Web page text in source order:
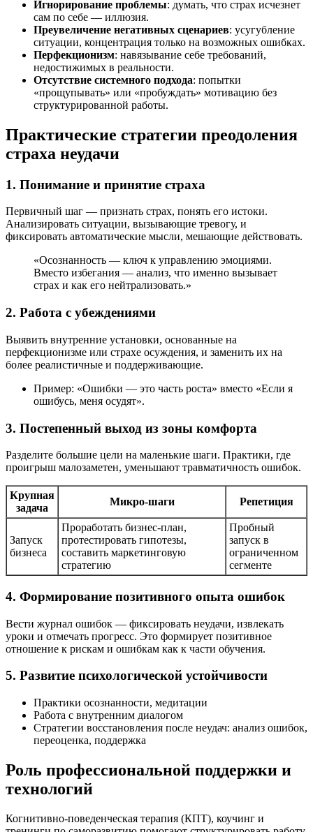
Игнорирование проблемы: думать, что страх исчезнет
сам по себе — иллюзия.
Преувеличение негативных сценариев: усугубление
ситуации, концентрация только на возможных ошибках.
Перфекционизм: навязывание себе требований,
недостижимых в реальности.
Отсутствие системного подхода: попытки
«прощупывать» или «пробуждать» мотивацию без
структурированной работы.
Практические стратегии преодоления
страха неудачи
1. Понимание и принятие страха
Первичный шаг — признать страх, понять его истоки.
Анализировать ситуации, вызывающие тревогу, и
фиксировать автоматические мысли, мешающие действовать.
«Осознанность — ключ к управлению эмоциями.
Вместо избегания — анализ, что именно вызывает
страх и как его нейтрализовать.»
2. Работа с убеждениями
Выявить внутренние установки, основанные на
перфекционизме или страхе осуждения, и заменить их на
более реалистичные и поддерживающие.
Пример: «Ошибки — это часть роста» вместо «Если я
ошибусь, меня осудят».
3. Постепенный выход из зоны комфорта
Разделите большие цели на маленькие шаги. Практики, где
проигрыш малозаметен, уменьшают травматичность ошибок.
Крупная
задача
Микро-шаги Репетиция
Запуск
бизнеса
Проработать бизнес-план,
протестировать гипотезы,
составить маркетинговую
стратегию
Пробный
запуск в
ограниченном
сегменте
4. Формирование позитивного опыта ошибок
Вести журнал ошибок — фиксировать неудачи, извлекать
уроки и отмечать прогресс. Это формирует позитивное
отношение к рискам и ошибкам как к части обучения.
5. Развитие психологической устойчивости
Практики осознанности, медитации
Работа с внутренним диалогом
Стратегии восстановления после неудач: анализ ошибок,
переоценка, поддержка
Роль профессиональной поддержки и
технологий
Когнитивно-поведенческая терапия (КПТ), коучинг и